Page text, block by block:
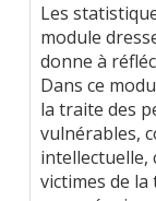
Les
module
donne à
Dans ce
la traite des
vulnérables,
intellectuelle,
victimes de